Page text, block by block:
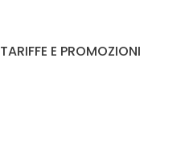
TARIFFE E PROMOZIONI